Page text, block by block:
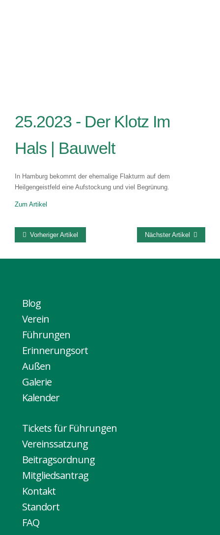
25.2023 - Der Klotz Im
Hals | Bauwelt
In Hamburg bekommt der ehemalige Flakturm auf dem
Heilgengeistfeld eine Aufstockung und viel Begrünung.
Zum Artikel
Vorheriger Artikel Nächster Artikel
Blog
Verein
Führungen
Erinnerungsort
Außen
Galerie
Kalender
Tickets für Führungen
Vereinssatzung
Beitragsordnung
Mitgliedsantrag
Kontakt
Standort
FAQ